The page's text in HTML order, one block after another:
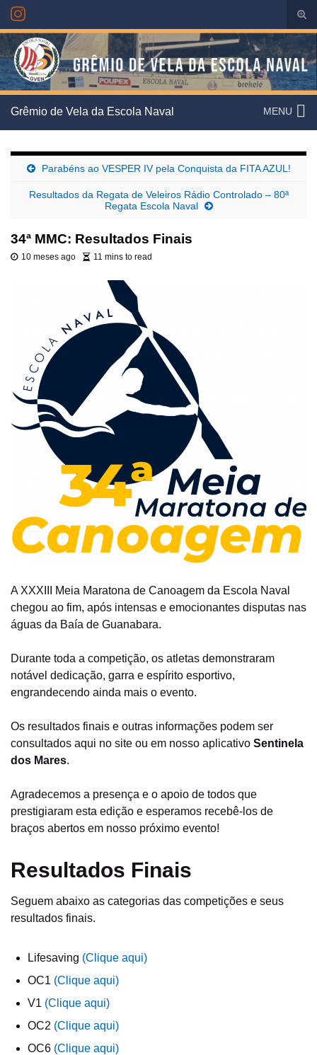
Search for:
Grêmio de Vela da Escola Naval MENU
Parabéns ao VESPER IV pela Conquista da FITA AZUL!
Resultados da Regata de Veleiros Rádio Controlado – 80ª
Regata Escola Naval
34ª MMC: Resultados Finais
10 meses ago 11 mins to read
A XXXIII Meia Maratona de Canoagem da Escola Naval
chegou ao fim, após intensas e emocionantes disputas nas
águas da Baía de Guanabara.
Durante toda a competição, os atletas demonstraram
notável dedicação, garra e espírito esportivo,
engrandecendo ainda mais o evento.
Os resultados finais e outras informações podem ser
consultados aqui no site ou em nosso aplicativo Sentinela
dos Mares.
Agradecemos a presença e o apoio de todos que
prestigiaram esta edição e esperamos recebê-los de
braços abertos em nosso próximo evento!
Resultados Finais
Seguem abaixo as categorias das competições e seus
resultados finais.
Lifesaving (Clique aqui)
OC1 (Clique aqui)
V1 (Clique aqui)
OC2 (Clique aqui)
OC6 (Clique aqui)